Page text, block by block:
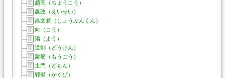
趙高（ちょうこう）
嬴政（えいせい）
昌文君（しょうぶんくん）
向（こう）
陽（よう）
道剣（どうけん）
蒙驁（もうごう）
土門（どもん）
郭備（かくび）